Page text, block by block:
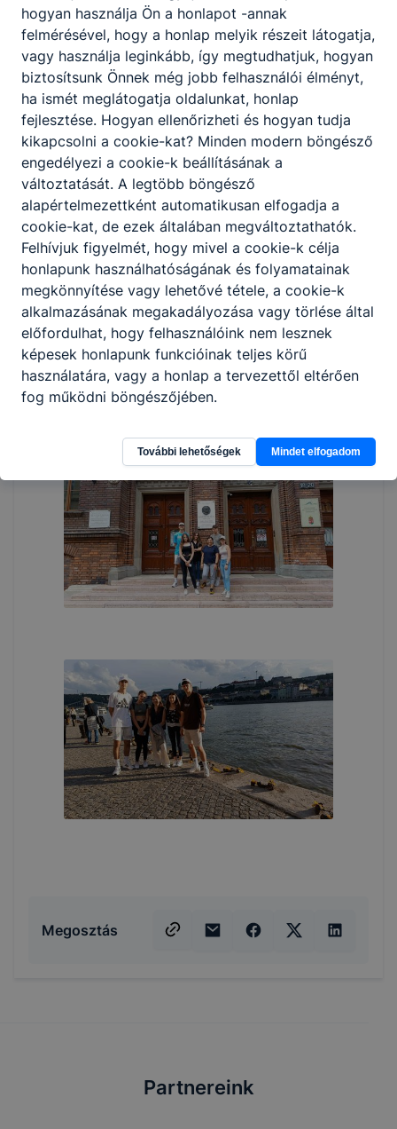
Megosztás
Partnereink
hogyan használja Ön a honlapot -annak
felmérésével, hogy a honlap melyik részeit látogatja,
vagy használja leginkább, így megtudhatjuk, hogyan
biztosítsunk Önnek még jobb felhasználói élményt,
ha ismét meglátogatja oldalunkat, honlap
fejlesztése. Hogyan ellenőrizheti és hogyan tudja
kikapcsolni a cookie-kat? Minden modern böngésző
engedélyezi a cookie-k beállításának a
változtatását. A legtöbb böngésző
alapértelmezettként automatikusan elfogadja a
cookie-kat, de ezek általában megváltoztathatók.
Felhívjuk figyelmét, hogy mivel a cookie-k célja
honlapunk használhatóságának és folyamatainak
megkönnyítése vagy lehetővé tétele, a cookie-k
alkalmazásának megakadályozása vagy törlése által
előfordulhat, hogy felhasználóink nem lesznek
képesek honlapunk funkcióinak teljes körű
használatára, vagy a honlap a tervezettől eltérően
fog működni böngészőjében.
További lehetőségek Mindet elfogadom